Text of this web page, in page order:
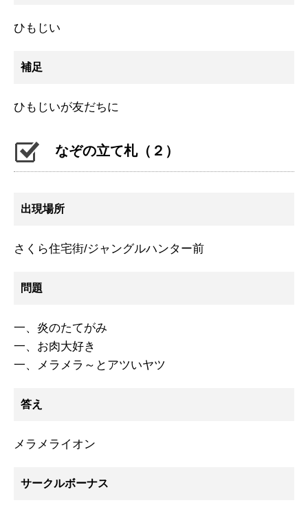
ひもじい
補足
ひもじいが友だちに
なぞの立て札（２）
出現場所
さくら住宅街/ジャングルハンター前
問題
一、炎のたてがみ
一、お肉大好き
一、メラメラ～とアツいヤツ
答え
メラメライオン
サークルボーナス